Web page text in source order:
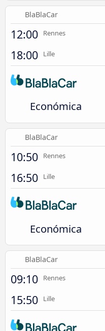
BlaBlaCar
12:00 Rennes
18:00 Lille
Económica
BlaBlaCar
10:50 Rennes
16:50 Lille
Económica
BlaBlaCar
09:10 Rennes
15:50 Lille